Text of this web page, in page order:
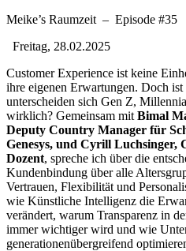
Meike’s Raumzeit – Episode #35
Freitag, 28.02.2025
Customer Experience ist keine
ihre eigenen Erwartungen. Doch
unterscheiden sich Gen Z,
wirklich? Gemeinsam mit Bimal
Deputy Country Manager für
Genesys, und Cyrill Luchsinger,
Dozent, spreche ich über die
Kundenbindung über alle
Vertrauen, Flexibilität und
wie Künstliche Intelligenz die
verändert, warum Transparenz in
immer wichtiger wird und wie
generationenübergreifend